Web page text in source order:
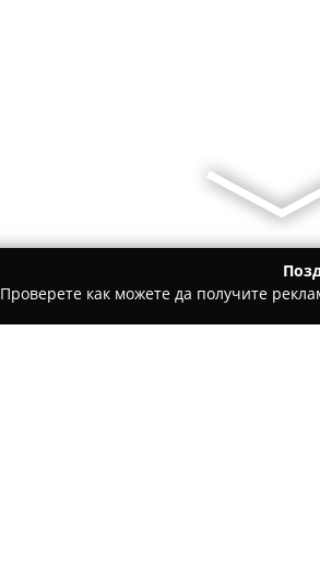
Проверете как можете да получите